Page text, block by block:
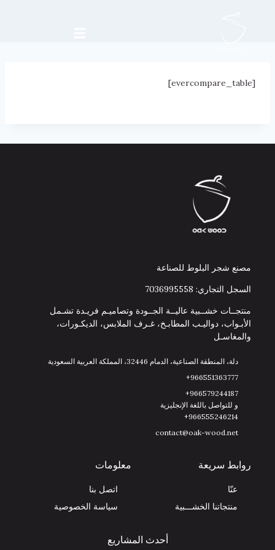
[evercompare_table]
مصنع شجر البلوط للصناعة
السجل التجاري: 7036995558
منتجــات خشــبية عاليــة الجــودة وتصاميـم فريـدة تشـمل
الأبـواب، دواليـب المطابـخ، غـرف الملابس، الديكـورات،
والمغاسـل
دلة، المنطقة الصناعية، الدمام 32446، المملكة العربية السعودية
966551363777+
966579244187+
و للتواصل باللغة الإنجليزية
966555246214+
contact@oak-wood.net
روابط سريعة
عنّا
منتجاتنا الخشـــبية
معلومات
اتصل بنا
سياسة الخصوصية
أحدث المشاريع